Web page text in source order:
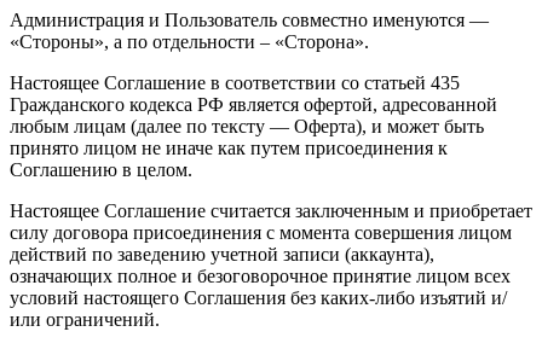
Администрация и Пользователь совместно именуются —
«Стороны», а по отдельности – «Сторона».
Настоящее Соглашение в соответствии со статьей 435
Гражданского кодекса РФ является офертой, адресованной
любым лицам (далее по тексту — Оферта), и может быть
принято лицом не иначе как путем присоединения к
Соглашению в целом.
Настоящее Соглашение считается заключенным и приобретает
силу договора присоединения с момента совершения лицом
действий по заведению учетной записи (аккаунта),
означающих полное и безоговорочное принятие лицом всех
условий настоящего Соглашения без каких-либо изъятий и/
или ограничений.